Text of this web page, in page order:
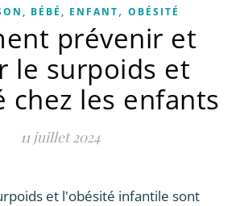
BÉBÉ, ENFANT, OBÉSITÉ
prévenir et
le surpoids et
chez les enfants
11 juillet 2024